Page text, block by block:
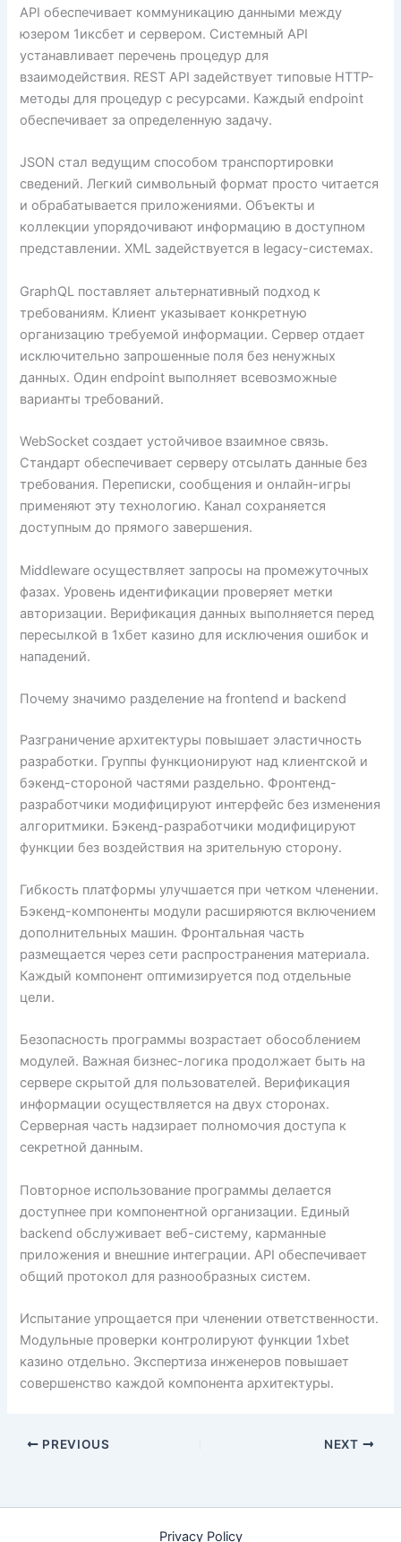
API обеспечивает коммуникацию данными между
юзером 1иксбет и сервером. Системный API
устанавливает перечень процедур для
взаимодействия. REST API задействует типовые HTTP-
методы для процедур с ресурсами. Каждый endpoint
обеспечивает за определенную задачу.
JSON стал ведущим способом транспортировки
сведений. Легкий символьный формат просто читается
и обрабатывается приложениями. Объекты и
коллекции упорядочивают информацию в доступном
представлении. XML задействуется в legacy-системах.
GraphQL поставляет альтернативный подход к
требованиям. Клиент указывает конкретную
организацию требуемой информации. Сервер отдает
исключительно запрошенные поля без ненужных
данных. Один endpoint выполняет всевозможные
варианты требований.
WebSocket создает устойчивое взаимное связь.
Стандарт обеспечивает серверу отсылать данные без
требования. Переписки, сообщения и онлайн-игры
применяют эту технологию. Канал сохраняется
доступным до прямого завершения.
Middleware осуществляет запросы на промежуточных
фазах. Уровень идентификации проверяет метки
авторизации. Верификация данных выполняется перед
пересылкой в 1хбет казино для исключения ошибок и
нападений.
Почему значимо разделение на frontend и backend
Разграничение архитектуры повышает эластичность
разработки. Группы функционируют над клиентской и
бэкенд-стороной частями раздельно. Фронтенд-
разработчики модифицируют интерфейс без изменения
алгоритмики. Бэкенд-разработчики модифицируют
функции без воздействия на зрительную сторону.
Гибкость платформы улучшается при четком членении.
Бэкенд-компоненты модули расширяются включением
дополнительных машин. Фронтальная часть
размещается через сети распространения материала.
Каждый компонент оптимизируется под отдельные
цели.
Безопасность программы возрастает обособлением
модулей. Важная бизнес-логика продолжает быть на
сервере скрытой для пользователей. Верификация
информации осуществляется на двух сторонах.
Серверная часть надзирает полномочия доступа к
секретной данным.
Повторное использование программы делается
доступнее при компонентной организации. Единый
backend обслуживает веб-систему, карманные
приложения и внешние интеграции. API обеспечивает
общий протокол для разнообразных систем.
Испытание упрощается при членении ответственности.
Модульные проверки контролируют функции 1xbet
казино отдельно. Экспертиза инженеров повышает
совершенство каждой компонента архитектуры.
PREVIOUS NEXT
Privacy Policy